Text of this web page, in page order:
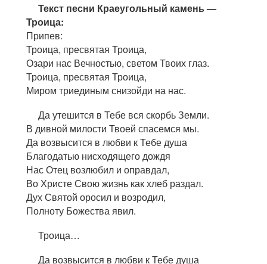
Текст песни Краеугольный камень —
Троица:
Припев:
Троица, пресвятая Троица,
Озари нас Вечностью, светом Твоих глаз.
Троица, пресвятая Троица,
Миром триединым снизойди на нас.
Да утешится в Тебе вся скорбь Земли.
В дивной милости Твоей спасемся мы.
Да возвысится в любви к Тебе душа
Благодатью нисходящего дождя
Нас Отец возлюбил и оправдал,
Во Христе Свою жизнь как хлеб раздал.
Дух Святой оросил и возродил,
Полноту Божества явил.
Троица…
Да возвысится в любви к Тебе душа